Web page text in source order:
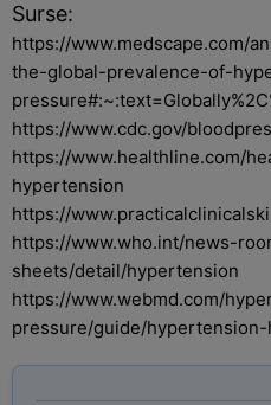
Surse:
https://www.medscape.com/
the-global-prevalence-of-
https://www.cdc.gov/
https://www.healthline.com/
hypertension
https://
https://www.who.int/news-
sheets/detail/hypertension
https://www.webmd.com/
pressure/guide/